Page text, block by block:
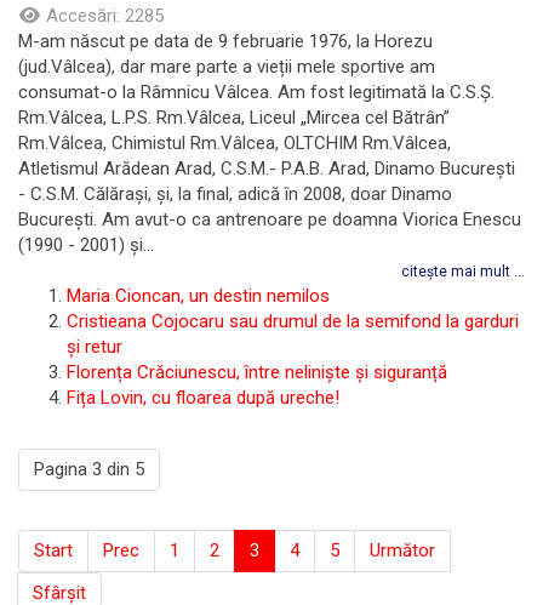
Accesări: 2285
M-am născut pe data de 9 februarie 1976, la Horezu
(jud.Vâlcea), dar mare parte a vieții mele sportive am
consumat-o la Râmnicu Vâlcea. Am fost legitimată la C.S.Ş.
Rm.Vâlcea, L.P.S. Rm.Vâlcea, Liceul „Mircea cel Bătrân”
Rm.Vâlcea, Chimistul Rm.Vâlcea, OLTCHIM Rm.Vâlcea,
Atletismul Arădean Arad, C.S.M.- P.A.B. Arad, Dinamo Bucureşti
- C.S.M. Călăraşi, și, la final, adică în 2008, doar Dinamo
Bucureşti. Am avut-o ca antrenoare pe doamna Viorica Enescu
(1990 - 2001) și...
citește mai mult ...
Maria Cioncan, un destin nemilos
Cristieana Cojocaru sau drumul de la semifond la garduri
și retur
Florența Crăciunescu, între neliniște și siguranță
Fița Lovin, cu floarea după ureche!
Pagina 3 din 5
Start Prec 1 2 3 4 5
Următor
Sfârșit